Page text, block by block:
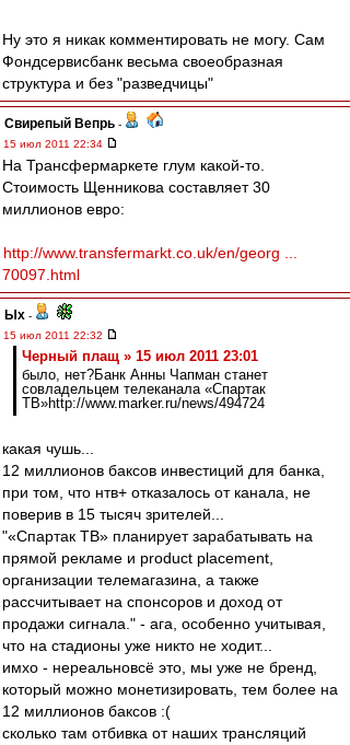
Ну это я никак комментировать не могу. Сам
Фондсервисбанк весьма своеобразная
структура и без "разведчицы"
Свирепый Вепрь -
15 июл 2011 22:34
На Трансфермаркете глум какой-то.
Стоимость Щенникова составляет 30
миллионов евро:
http://www.transfermarkt.co.uk/en/georg ...
70097.html
Ых -
15 июл 2011 22:32
Черный плащ » 15 июл 2011 23:01
было, нет?Банк Анны Чапман станет
совладельцем телеканала «Спартак
ТВ»http://www.marker.ru/news/494724
какая чушь...
12 миллионов баксов инвестиций для банка,
при том, что нтв+ отказалось от канала, не
поверив в 15 тысяч зрителей...
"«Спартак ТВ» планирует зарабатывать на
прямой рекламе и product placement,
организации телемагазина, а также
рассчитывает на спонсоров и доход от
продажи сигнала." - ага, особенно учитывая,
что на стадионы уже никто не ходит...
имхо - нереальновсё это, мы уже не бренд,
который можно монетизировать, тем более на
12 миллионов баксов :(
сколько там отбивка от наших трансляций